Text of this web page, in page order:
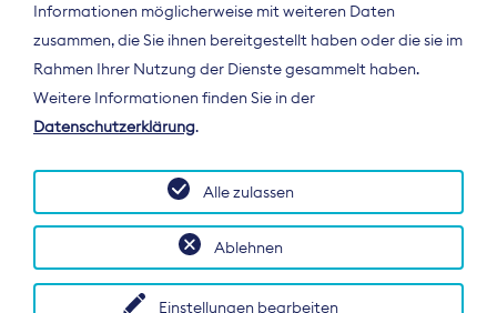
Der Bundesverband Digitalpublisher und
Zeitungsverleger (BDZV) vertritt als
Spitzenorganisation die Interessen der
Deutschland und auf EU-Ebene.
Informationen möglicherweise mit weiteren Daten
zusammen, die Sie ihnen bereitgestellt haben oder die sie im
Rahmen Ihrer Nutzung der Dienste gesammelt haben.
Weitere Informationen finden Sie in der
Datenschutzerklärung.
Einstellungen bearbeiten
Ablehnen
Alle zulassen